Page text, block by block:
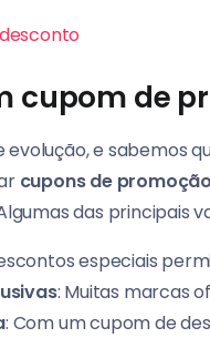
cupom de
e sabemos
cupons de promoção
das principais
especiais
: Muitas marcas
: Com um cupom de